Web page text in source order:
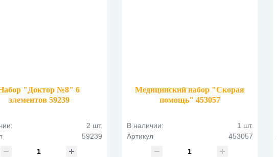
"Доктор №8" 6
элементов 59239
2 шт.
59239
Медицинский набор "Скорая
помощь" 453057
В наличии:
1 шт.
Артикул
453057